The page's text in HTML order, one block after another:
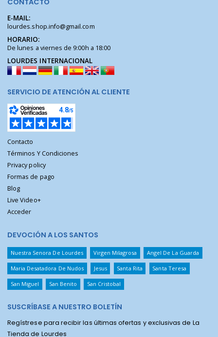
E-MAIL:
lourdes.shop.info@gmail.com
HORARIO:
De lunes a viernes de 9:00h a 18:00
LOURDES INTERNACIONAL
SERVICIO DE ATENCIÓN AL CLIENTE
Contacto
Términos Y Condiciones
Privacy policy
Formas de pago
Blog
Live Video+
Acceder
DEVOCIÓN A LOS SANTOS
Nuestra Senora De Lourdes Virgen Milagrosa Angel De La Guarda
Maria Desatadora De Nudos Jesus Santa Rita Santa Teresa
San Miguel San Benito San Cristobal
SUSCRÍBASE A NUESTRO BOLETÍN
Regístrese para recibir las últimas ofertas y exclusivas de La
Tienda de Lourdes